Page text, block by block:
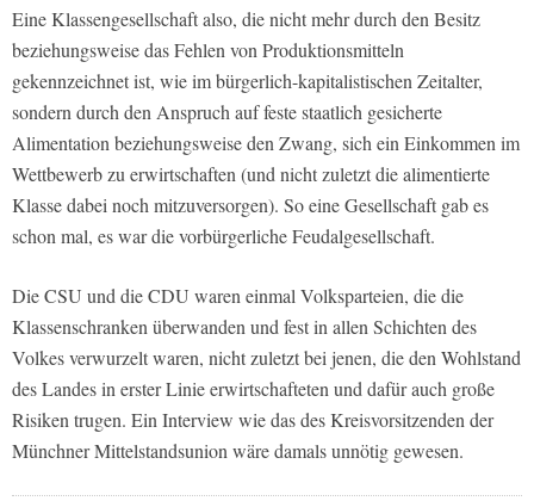
Eine Klassengesellschaft also, die nicht mehr durch den Besitz
beziehungsweise das Fehlen von Produktionsmitteln
gekennzeichnet ist, wie im bürgerlich-kapitalistischen Zeitalter,
sondern durch den Anspruch auf feste staatlich gesicherte
Alimentation beziehungsweise den Zwang, sich ein Einkommen im
Wettbewerb zu erwirtschaften (und nicht zuletzt die alimentierte
Klasse dabei noch mitzuversorgen). So eine Gesellschaft gab es
schon mal, es war die vorbürgerliche Feudalgesellschaft.
Die CSU und die CDU waren einmal Volksparteien, die die
Klassenschranken überwanden und fest in allen Schichten des
Volkes verwurzelt waren, nicht zuletzt bei jenen, die den Wohlstand
des Landes in erster Linie erwirtschafteten und dafür auch große
Risiken trugen. Ein Interview wie das des Kreisvorsitzenden der
Münchner Mittelstandsunion wäre damals unnötig gewesen.